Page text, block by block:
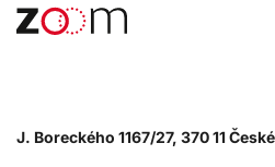
J. Boreckého 1167/27, 370 11